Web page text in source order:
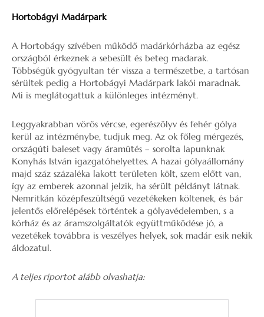
Hortobágyi Madárpark
A Hortobágy szívében működő madárkórházba az egész
országból érkeznek a sebesült és beteg madarak.
Többségük gyógyultan tér vissza a természetbe, a tartósan
sérültek pedig a Hortobágyi Madárpark lakói maradnak.
Mi is meglátogattuk a különleges intézményt.
Leggyakrabban vörös vércse, egerészölyv és fehér gólya
kerül az intézménybe, tudjuk meg. Az ok főleg mérgezés,
országúti baleset vagy áramütés – sorolta lapunknak
Konyhás István igazgatóhelyettes. A hazai gólyaállomány
majd száz százaléka lakott területen költ, szem előtt van,
így az emberek azonnal jelzik, ha sérült példányt látnak.
Nemritkán középfeszültségű vezetékeken költenek, és bár
jelentős előrelépések történtek a gólyavédelemben, s a
kórház és az áramszolgáltatók együttműködése jó, a
vezetékek továbbra is veszélyes helyek, sok madár esik nekik
áldozatul.
A teljes riportot alább olvashatja: